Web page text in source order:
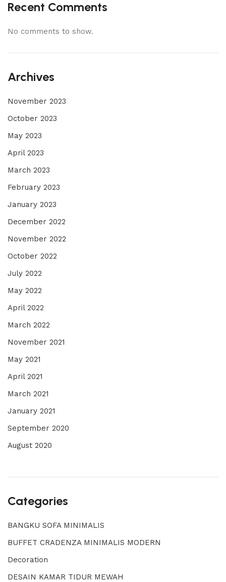
Recent Comments
No comments to show.
Archives
November 2023
October 2023
May 2023
April 2023
March 2023
February 2023
January 2023
December 2022
November 2022
October 2022
July 2022
May 2022
April 2022
March 2022
November 2021
May 2021
April 2021
March 2021
January 2021
September 2020
August 2020
Categories
BANGKU SOFA MINIMALIS
BUFFET CRADENZA MINIMALIS MODERN
Decoration
DESAIN KAMAR TIDUR MEWAH